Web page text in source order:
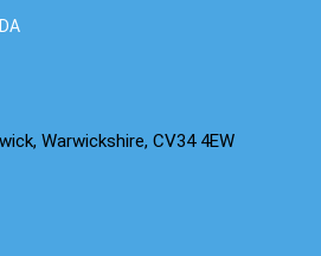
Warwickshire, CV34 4EW